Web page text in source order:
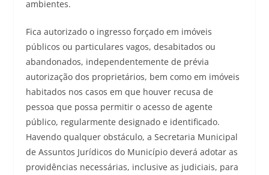
ambientes.
Fica autorizado o ingresso forçado em imóveis
públicos ou particulares vagos, desabitados ou
abandonados, independentemente de prévia
autorização dos proprietários, bem como em imóveis
habitados nos casos em que houver recusa de
pessoa que possa permitir o acesso de agente
público, regularmente designado e identificado.
Havendo qualquer obstáculo, a Secretaria Municipal
de Assuntos Jurídicos do Município deverá adotar as
providências necessárias, inclusive as judiciais, para